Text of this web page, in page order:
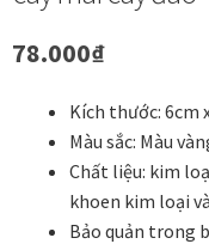
Chính sách đổi trả
Danh Lam
Điều Khoản Sử Dụng
78.000₫
Kích thước: 6cm
Màu sắc: Màu
Chất liệu: kim
khoen kim loại
Bảo quản trong